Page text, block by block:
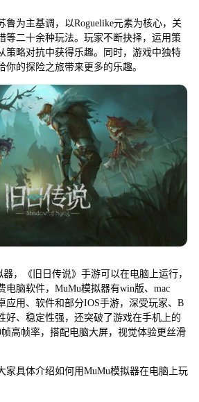
为主基调，以Roguelike元素为核心，关
等二十余种玩法。玩家不断抉择，运用策
策略对抗中获得乐趣。同时，游戏中独特
你的探险之旅带来更多的乐趣。
《旧日传说》手游可以在电脑上运行，
电脑软件，MuMu模拟器有win版、mac
应用、软件和部分IOS手游，深受玩家、B
好、稳定性强，还突破了游戏在手机上的
高帧率，搭配电脑大屏，视觉体验更丝滑
具体介绍如何用MuMu模拟器在电脑上玩